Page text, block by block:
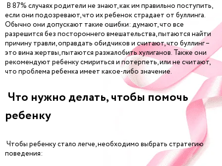
В 87% случаях родители не знают, как им правильно поступить,
если они подозревают, что их ребенок страдает от буллинга.
Обычно они допускают такие ошибки: думают, что все
разрешится без постороннего вмешательства, пытаются найти
причину травли, оправдать обидчиков и считают, что буллинг –
это вина жертвы, пытаются разжалобить хулиганов. Также они
рекомендуют ребенку смириться и потерпеть, или не считают,
что проблема ребенка имеет какое-либо значение.
Что нужно делать, чтобы помочь
ребенку
Чтобы ребенку стало легче, необходимо выбрать стратегию
поведения: